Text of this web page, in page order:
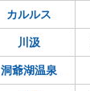
カルルス
川汲
洞爺湖温泉